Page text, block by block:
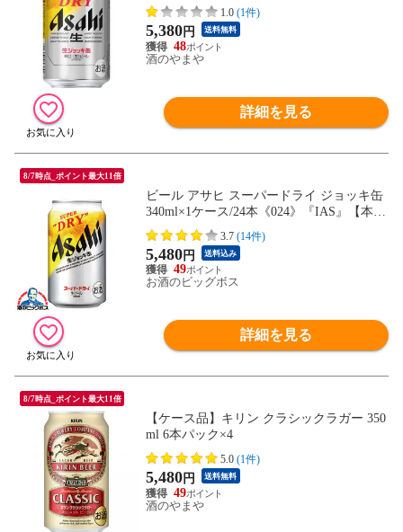
1.0 (1件)
5,380円 送料無料
48
酒のやまや
詳細を見る
8/7時点_ポイント最大11倍
ビール アサヒ スーパードライ ジョッキ缶
340ml×1ケース/24本《024》『IAS』【本州
のみ 送料無料】
3.7 (14件)
5,480円 送料込み
49
お酒のビッグボス
詳細を見る
8/7時点_ポイント最大11倍
【ケース品】キリン クラシックラガー 350
ml 6本パック×4
5.0 (1件)
5,480円 送料無料
49
酒のやまや